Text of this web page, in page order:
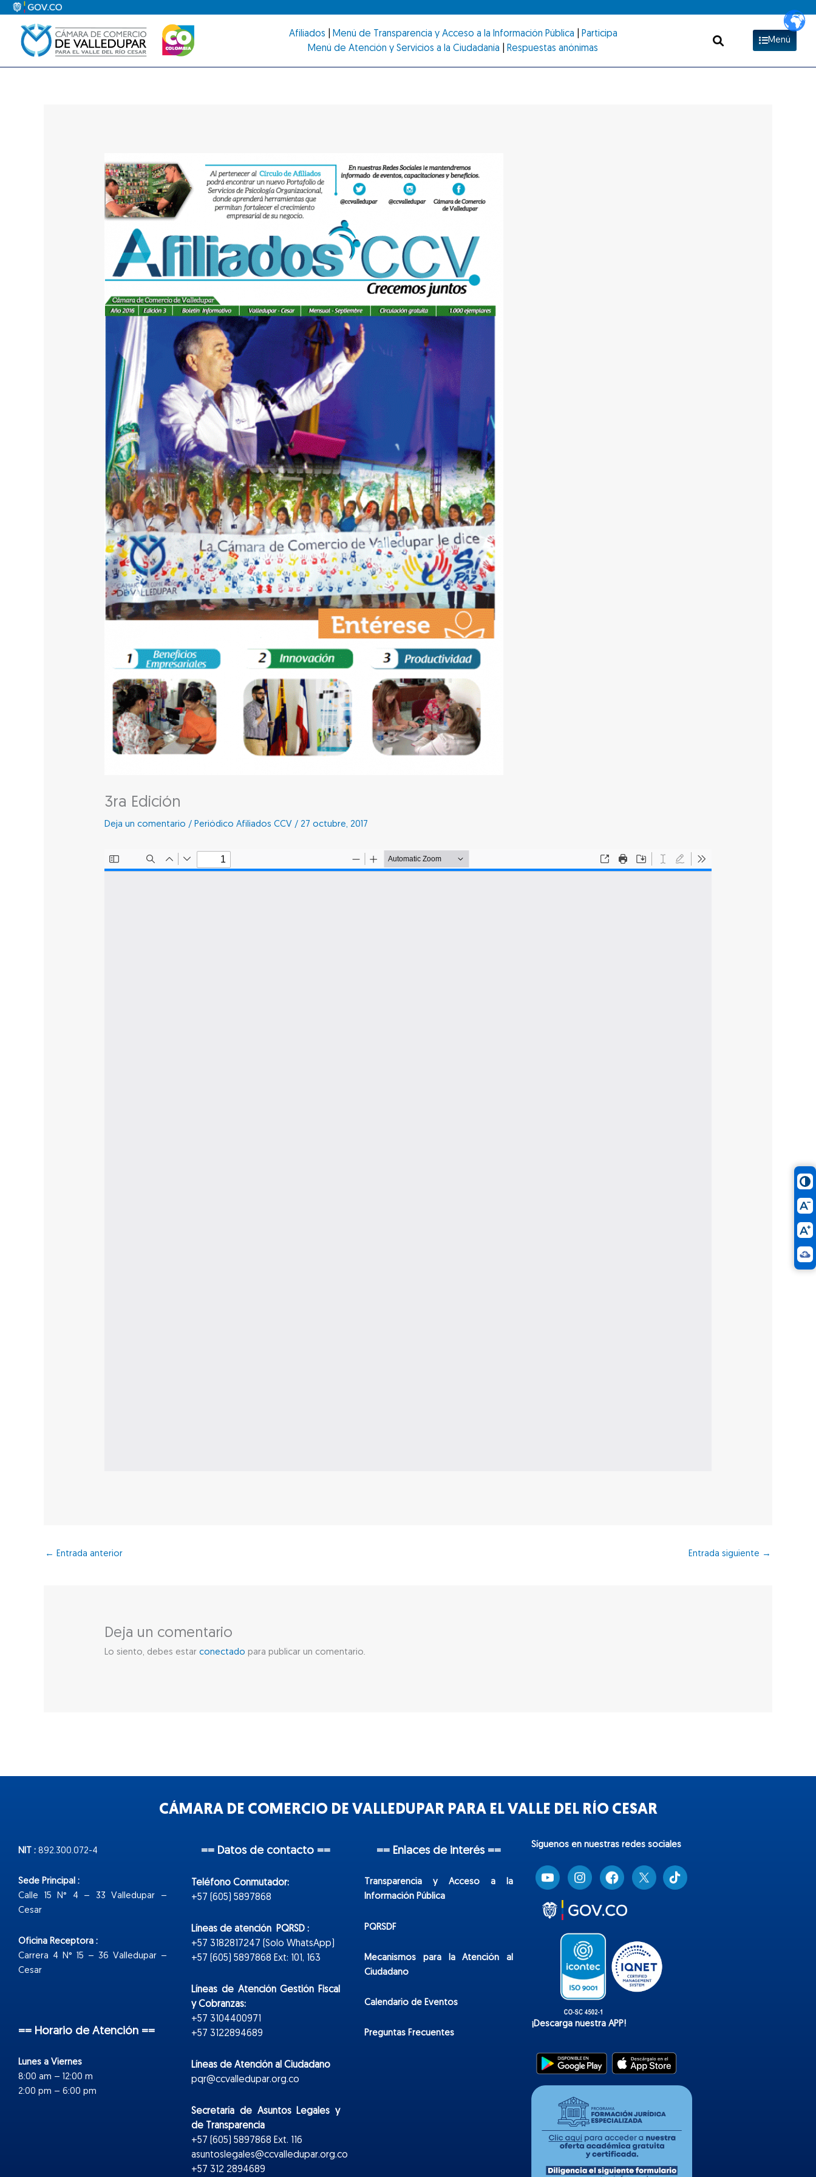
contenido
Afiliados Menú de Transparencia y Acceso a la Información Pública
Participa
Menú de Atención y Servicios a la Ciudadanía
Respuestas anónimas
Menú
3ra Edición
Deja un comentario / Periódico Afiliados CCV / 27 octubre, 2017
← Entrada anterior Entrada siguiente →
Deja un comentario
Lo siento, debes estarconectado para publicar un comentario.
CÁMARA DE COMERCIO DE VALLEDUPAR PARA EL VALLE DEL RÍO CESAR
NIT : 892.300.072-4
Sede Principal :
Calle 15 N° 4 – 33 Valledupar –
Cesar
Oficina Receptora :
Carrera 4 N° 15 – 36 Valledupar –
Cesar
== Horario de Atención ==
Lunes a Viernes
8:00 am – 12:00 m
2:00 pm – 6:00 pm
== Datos de contacto ==
Teléfono Conmutador:
+57 (605) 5897868
Líneas de atención PQRSD :
+57 3182817247 (Solo WhatsApp)
+57 (605) 5897868 Ext: 101, 163
Líneas de Atención Gestión Fiscal
y Cobranzas:
+57 3104400971
+57 3122894689
Líneas de Atención al Ciudadano
pqr@ccvalledupar.org.co
Secretaría de Asuntos Legales y
de Transparencia
+57 (605) 5897868 Ext. 116
asuntoslegales@ccvalledupar.org.co
+57 312 2894689
== Enlaces de interés ==
Transparencia y Acceso a la
Información Pública
PQRSDF
Mecanismos para la Atención al
Ciudadano
Calendario de Eventos
Preguntas Frecuentes
Síguenos en nuestras redes sociales
T
i
k
¡Descarga nuestra APP!